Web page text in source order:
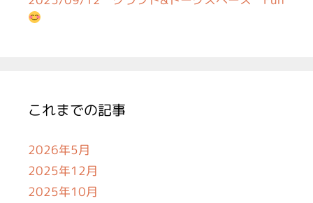
これまでの記事
2026年5月
2025年12月
2025年10月